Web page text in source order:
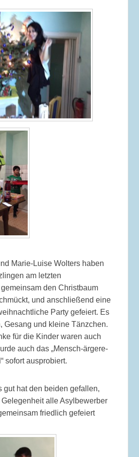
Marie-Luise Wolters haben
am letzten
den Christbaum
und anschließend eine
Party gefeiert. Es
Gesang und kleine Tänzchen.
für die Kinder waren auch
auch das „Mensch-ärgere-
sofort ausprobiert.
gut hat den beiden gefallen,
alle Asylbewerber
friedlich gefeiert